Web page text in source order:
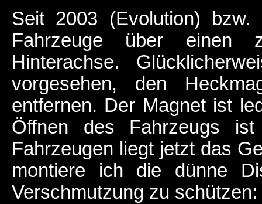
Seit 2003 (Evolution)
Fahrzeuge über einen
Hinterachse.
vorgesehen, den
entfernen. Der Magnet ist
Öffnen des Fahrzeugs
Fahrzeugen liegt jetzt das
montiere ich die dünne
Verschmutzung zu schützen: